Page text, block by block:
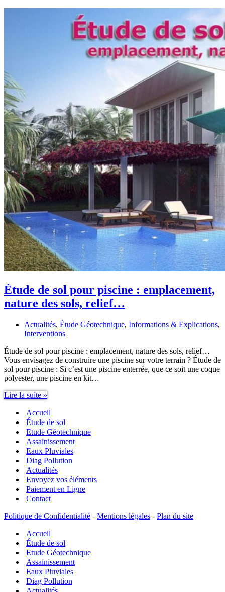
Étude de sol pour piscine : emplacement,
nature des sols, relief…
Actualités, Étude Géotechnique, Informations & Explications,
Interventions
Étude de sol pour piscine : emplacement, nature des sols, relief…
Vous envisagez de construire une piscine sur votre terrain ? Étude de
sol pour piscine : Si c’est une piscine enterrée, que ce soit une coque
polyester, une piscine en kit…
Lire la suite »
sol
pour
piscine
:
emplacement,
nature
des
sols,
relief…
Accueil
Étude de sol
Etude Géotechnique
Assainissement
Eaux Pluviales
Diag Pollution
Actualités
Envoyez vos éléments
Paiement en Ligne
Contact
Politique de Confidentialité - Mentions légales - Plan du site
Accueil
Étude de sol
Etude Géotechnique
Assainissement
Eaux Pluviales
Diag Pollution